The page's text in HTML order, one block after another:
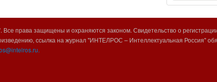
права защищены и охраняются законом. Свидетельство о
ссылка на журнал "ИНТЕЛРОС – Интеллектуальная Россия"